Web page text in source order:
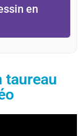
en
taureau